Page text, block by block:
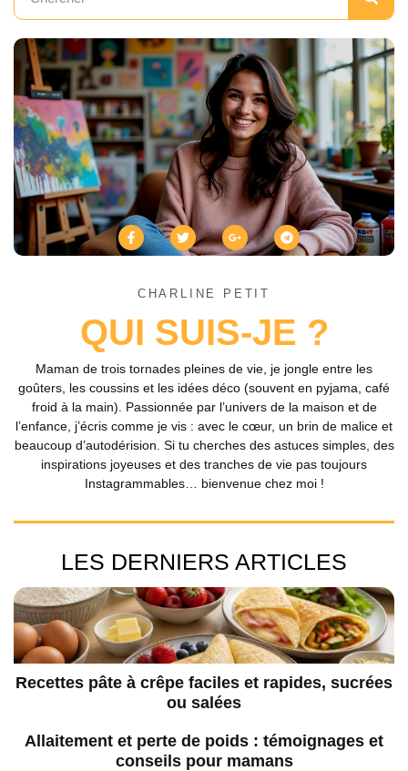
CHARLINE PETIT
QUI SUIS-JE ?
Maman de trois tornades pleines de vie, je jongle entre les
goûters, les coussins et les idées déco (souvent en pyjama, café
froid à la main). Passionnée par l’univers de la maison et de
l’enfance, j’écris comme je vis : avec le cœur, un brin de malice et
beaucoup d’autodérision. Si tu cherches des astuces simples, des
inspirations joyeuses et des tranches de vie pas toujours
Instagrammables… bienvenue chez moi !
LES DERNIERS ARTICLES
Recettes pâte à crêpe faciles et rapides, sucrées
ou salées
Allaitement et perte de poids : témoignages et
conseils pour mamans